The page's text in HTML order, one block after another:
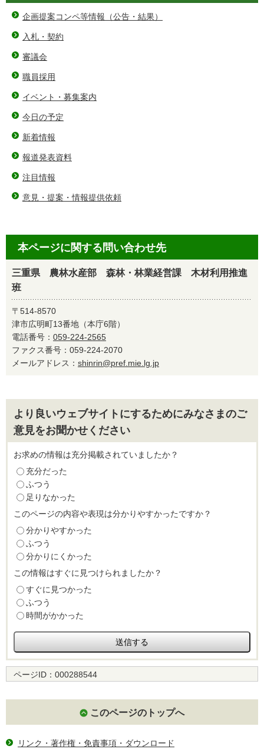
企画提案コンペ等情報（公告・結果）
入札・契約
審議会
職員採用
イベント・募集案内
今日の予定
新着情報
報道発表資料
注目情報
意見・提案・情報提供依頼
本ページに関する問い合わせ先
三重県 農林水産部 森林・林業経営課 木材利用推進
班
〒514-8570
津市広明町13番地（本庁6階）
電話番号： 059-224-2565
ファクス番号：059-224-2070
メールアドレス： shinrin@pref.mie.lg.jp
より良いウェブサイトにするためにみなさまのご
意見をお聞かせください
お求めの情報は充分掲載されていましたか？
充分だった
ふつう
足りなかった
このページの内容や表現は分かりやすかったですか？
分かりやすかった
ふつう
分かりにくかった
この情報はすぐに見つけられましたか？
すぐに見つかった
ふつう
時間がかかった
ページID： 000288544
このページのトップへ
リンク・著作権・免責事項・ダウンロード